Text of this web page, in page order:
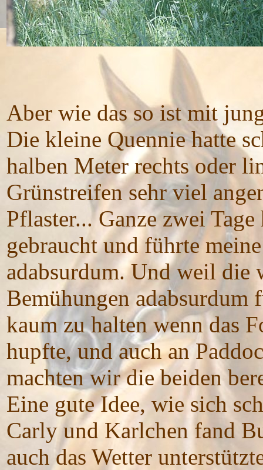
Aber wie das so ist mit
Die kleine Quennie hatte
halben Meter rechts oder
Grünstreifen sehr viel
Pflaster... Ganze zwei
gebraucht und führte
adabsurdum. Und weil die
Bemühungen adabsurdum
kaum zu halten wenn das
hupfte, und auch an
machten wir die beiden
Eine gute Idee, wie sich
Carly und Karlchen fand
auch das Wetter